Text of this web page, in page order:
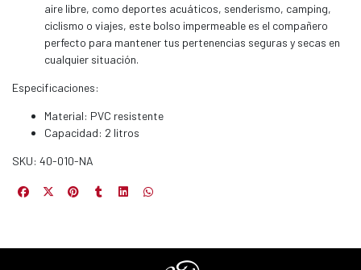
aire libre, como deportes acuáticos, senderismo, camping,
ciclismo o viajes, este bolso impermeable es el compañero
perfecto para mantener tus pertenencias seguras y secas en
cualquier situación.
Especificaciones:
Material: PVC resistente
Capacidad: 2 litros
SKU: 40-010-NA